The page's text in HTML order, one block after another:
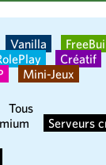
Vanilla
Créatif
Mini-Jeux
Tous
Serveurs